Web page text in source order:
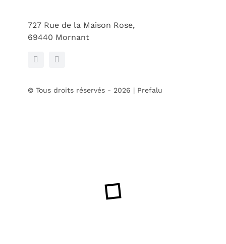
727 Rue de la Maison Rose,
69440 Mornant
© Tous droits réservés - 2026 | Prefalu